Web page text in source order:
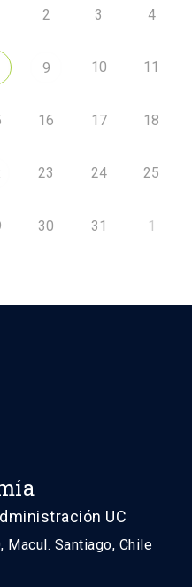
2 3 4
9 10 11
16 17 18
23 24 25
30 31 1
UC
Macul. Santiago, Chile